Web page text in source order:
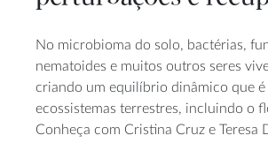
No microbioma do solo, bactérias,
nematoides e muitos outros seres
criando um equilíbrio dinâmico que é
ecossistemas terrestres, incluindo o
Conheça com Cristina Cruz e Teresa